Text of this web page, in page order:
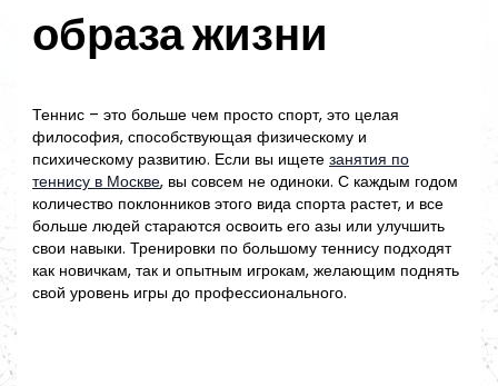
образа жизни
Теннис – это больше чем просто спорт, это целая
философия, способствующая физическому и
психическому развитию. Если вы ищетезанятия по
теннису в Москве, вы совсем не одиноки. С каждым годом
количество поклонников этого вида спорта растет, и все
больше людей стараются освоить его азы или улучшить
свои навыки. Тренировки по большому теннису подходят
как новичкам, так и опытным игрокам, желающим поднять
свой уровень игры до профессионального.